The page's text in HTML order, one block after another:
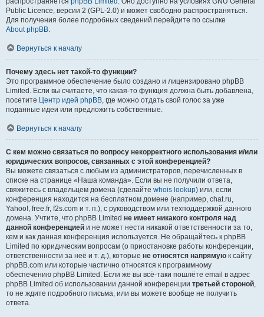
Public Licence, версии 2 (GPL-2.0) и может свободно распространяться.
Для получения более подробных сведений перейдите по ссылке
About phpBB.
Вернуться к началу
Почему здесь нет такой-то функции?
Это программное обеспечение было создано и лицензировано phpBB
Limited. Если вы считаете, что какая-то функция должна быть добавлена,
посетите Центр идей phpBB, где можно отдать свой голос за уже
поданные идеи или предложить собственные.
Вернуться к началу
С кем можно связаться по вопросу некорректного использования и/или
юридических вопросов, связанных с этой конференцией?
Вы можете связаться с любым из администраторов, перечисленных в
списке на странице «Наша команда». Если вы не получили ответа,
свяжитесь с владельцем домена (сделайте whois lookup) или, если
конференция находится на бесплатном домене (например, chat.ru,
Yahoo!, free.fr, f2s.com и т. п.), с руководством или техподдержкой данного
домена. Учтите, что phpBB Limited не имеет никакого контроля над
данной конференцией и не может нести никакой ответственности за то,
кем и как данная конференция используется. Не обращайтесь к phpBB
Limited по юридическим вопросам (о приостановке работы конференции,
ответственности за неё и т. д.), которые не относятся напрямую к сайту
phpBB.com или которые частично относятся к программному
обеспечению phpBB Limited. Если же вы всё-таки пошлёте email в адрес
phpBB Limited об использовании данной конференции третьей стороной,
то не ждите подробного письма, или вы можете вообще не получить
ответа.